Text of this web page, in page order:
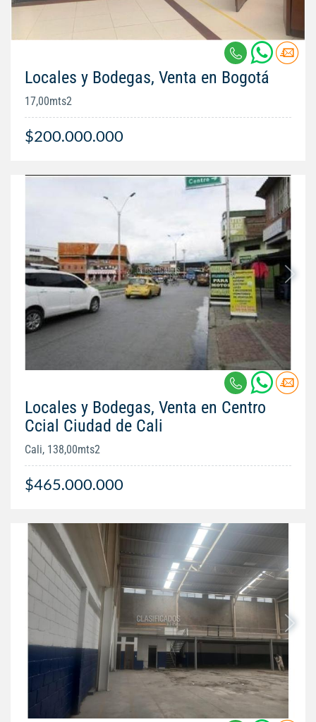
Locales y Bodegas, Venta en Bogotá
17,00mts2
$200.000.000
Locales y Bodegas, Venta en Centro
Ccial Ciudad de Cali
Cali, 138,00mts2
$465.000.000